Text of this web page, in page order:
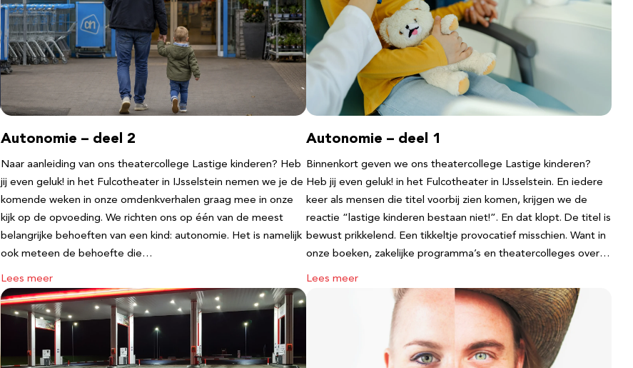
Autonomie – deel 2
Naar aanleiding van ons theatercollege Lastige kinderen? Heb
jij even geluk! in het Fulcotheater in IJsselstein nemen we je de
komende weken in onze omdenkverhalen graag mee in onze
kijk op de opvoeding. We richten ons op één van de meest
belangrijke behoeften van een kind: autonomie. Het is namelijk
ook meteen de behoefte die…
Lees meer
Autonomie – deel 1
Binnenkort geven we ons theatercollege Lastige kinderen?
Heb jij even geluk! in het Fulcotheater in IJsselstein. En iedere
keer als mensen die titel voorbij zien komen, krijgen we de
reactie “lastige kinderen bestaan niet!”. En dat klopt. De titel is
bewust prikkelend. Een tikkeltje provocatief misschien. Want in
onze boeken, zakelijke programma’s en theatercolleges over…
Lees meer